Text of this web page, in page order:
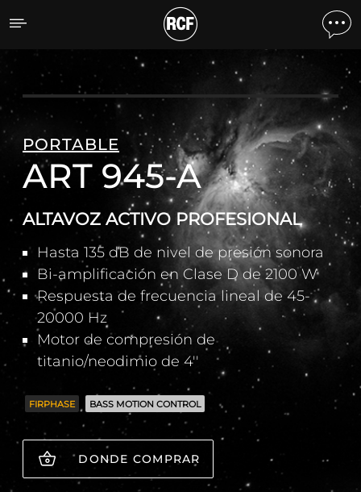
ART 945-A ALTAVOZ
PORTABLE
ART 945-A
ALTAVOZ ACTIVO PROFESIONAL
Hasta 135 dB de nivel de presión sonora
Bi-amplificación en Clase D de 2100 W
Respuesta de frecuencia lineal de 45-
20000 Hz
Motor de compresión de
titanio/neodimio de 4''
FIRPHASE BASS MOTION CONTROL
DONDE COMPRAR